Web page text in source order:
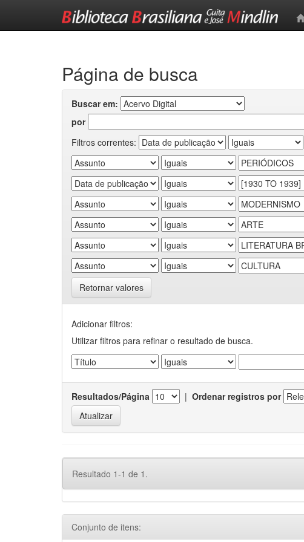
Página de busca
Buscar em:
por
Filtros correntes:
Retornar valores
Adicionar filtros:
Utilizar filtros para refinar o resultado de busca.
Resultados/Página | Ordenar registros por
Resultado 1-1 de 1.
Conjunto de itens: